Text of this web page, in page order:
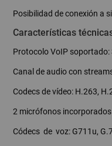
Posibilidad de conexión a
Características
Protocolo VoIP soportado:
Canal de audio con
Codecs de vídeo: H.263,
2 micrófonos incorporados
Códecs de voz: G711u,